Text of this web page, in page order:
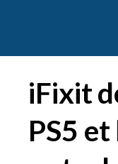
iFixit
PS5